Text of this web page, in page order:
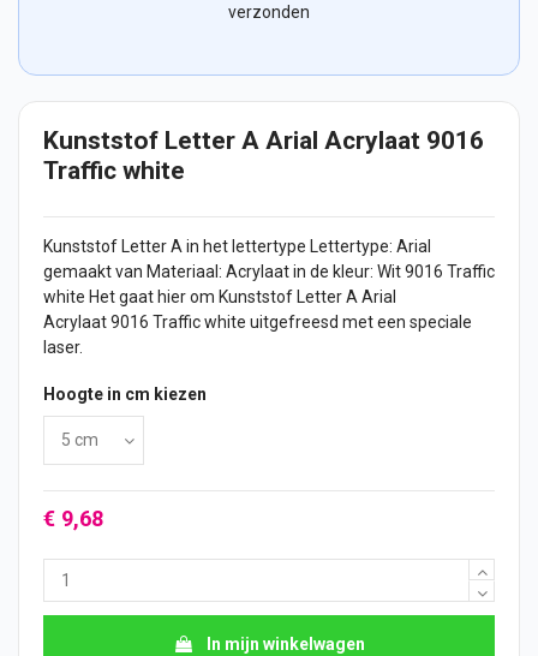
verzonden
Kunststof Letter A Arial Acrylaat 9016
Traffic white
Kunststof Letter A in het lettertype Lettertype: Arial
gemaakt van Materiaal: Acrylaat in de kleur: Wit 9016 Traffic
white Het gaat hier om Kunststof Letter A Arial
Acrylaat 9016 Traffic white uitgefreesd met een speciale
laser.
Hoogte in cm kiezen
€ 9,68
In mijn winkelwagen